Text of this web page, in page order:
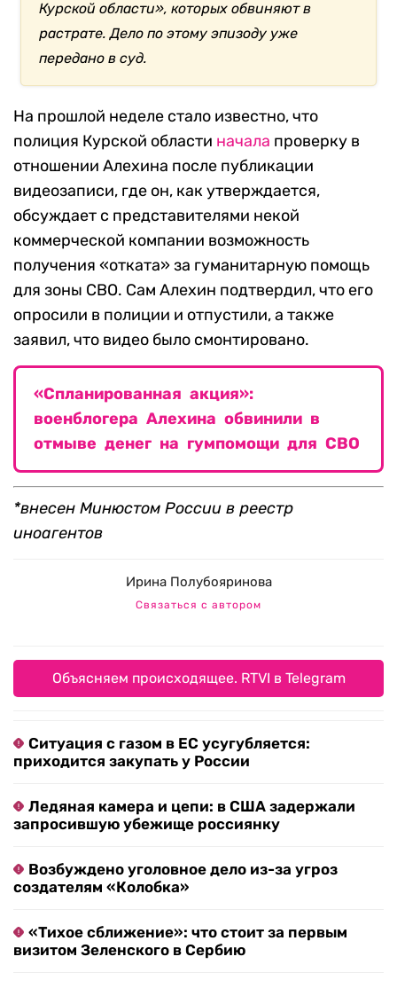
Курской области», которых обвиняют в
растрате. Дело по этому эпизоду уже
передано в суд.
На прошлой неделе стало известно, что
полиция Курской области начала проверку в
отношении Алехина после публикации
видеозаписи, где он, как утверждается,
обсуждает с представителями некой
коммерческой компании возможность
получения «отката» за гуманитарную помощь
для зоны СВО. Сам Алехин подтвердил, что его
опросили в полиции и отпустили, а также
заявил, что видео было смонтировано.
«Спланированная акция»:
военблогера Алехина обвинили в
отмыве денег на гумпомощи для СВО
*внесен Минюстом России в реестр
иноагентов
Ирина Полубояринова
Связаться с автором
Объясняем происходящее. RTVI в Telegram
Ситуация с газом в ЕС усугубляется:
приходится закупать у России
Ледяная камера и цепи: в США задержали
запросившую убежище россиянку
Возбуждено уголовное дело из-за угроз
создателям «Колобка»
«Тихое сближение»: что стоит за первым
визитом Зеленского в Сербию